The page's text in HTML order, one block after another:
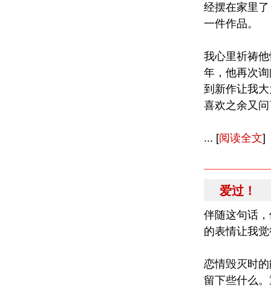
经摆在家里
一件作品。
我心里祈祷
年，他再次
到新作让我
喜欢之余又
... [阅读全文]
爱过！
伴随这句话
的表情让我
恋情毁灭时
留下些什么